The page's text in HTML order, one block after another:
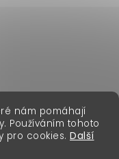
nám pomáhají
Používáním tohoto
pro cookies. Další
práva vyhrazena.